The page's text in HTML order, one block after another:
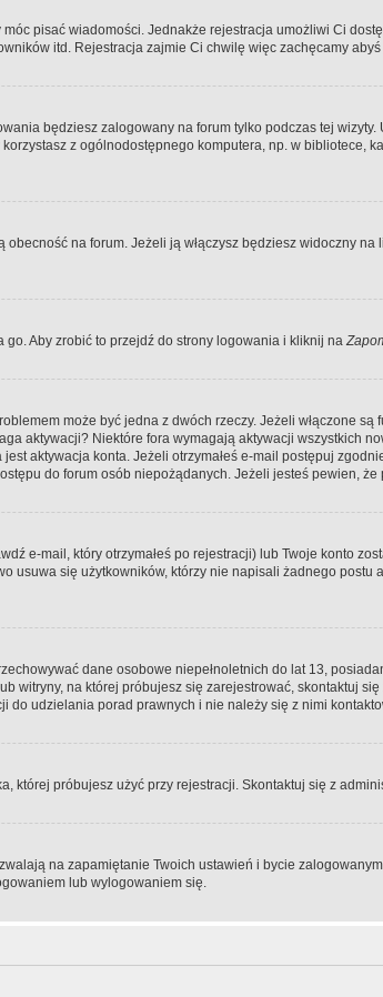
pisać wiadomości. Jednakże rejestracja umożliwi Ci
itd. Rejestracja zajmie Ci chwilę więc zachęcamy abyś
będziesz zalogowany na forum tylko podczas tej
z ogólnodostępnego komputera, np. w
na forum. Jeżeli ją włączysz będziesz widoczny
go. Aby zrobić to przejdź do strony logowania i kliknij na
może być jedna z dwóch rzeczy. Jeżeli włączone są
aktywacji? Niektóre fora wymagają aktywacji wszystkich
aktywacja konta. Jeżeli otrzymałeś e-mail postępuj
do forum osób niepożądanych. Jeżeli jesteś pewien,
e-mail, który otrzymałeś po rejestracji) lub Twoje konto
usuwa się użytkowników, którzy nie napisali żadnego
dane osobowe niepełnoletnich do lat 13,
witryny, na której próbujesz się zarejestrować, skontaktuj
udzielania porad prawnych i nie należy się z nimi
której próbujesz użyć przy rejestracji. Skontaktuj się z
na zapamiętanie Twoich ustawień i bycie
lub wylogowaniem się.